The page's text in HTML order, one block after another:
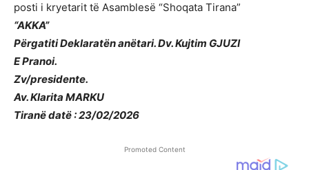
posti i kryetarit të Asamblesë “Shoqata Tirana”
“AKKA”
Përgatiti Deklaratën anëtari. Dv. Kujtim GJUZI
E Pranoi.
Zv/presidente.
Av. Klarita MARKU
Tiranë datë : 23/02/2026
Promoted Content